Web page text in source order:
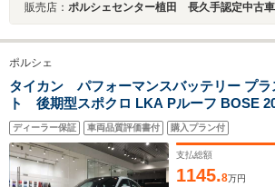
販売店： ポルシェセンター植田 長久手認定中古
ポルシェ
タイカン パフォーマンスバッテリー プラ
ト 後期型スポクロ LKA Pルーフ BOSE
ディーラー保証 車両品質評価書付 購入プラン付
支払総額
1145.8万円